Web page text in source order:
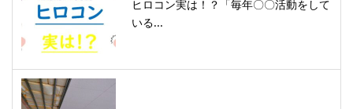
ヒロコン実は！？「毎年〇〇活動をして
いる...